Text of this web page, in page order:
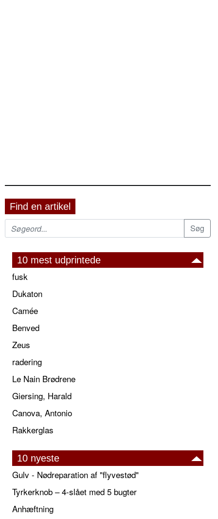
Find en artikel
10 mest udprintede
fusk
Dukaton
Camée
Benved
Zeus
radering
Le Nain Brødrene
Giersing, Harald
Canova, Antonio
Rakkerglas
10 nyeste
Gulv - Nødreparation af "flyvestød"
Tyrkerknob – 4-slået med 5 bugter
Anhæftning